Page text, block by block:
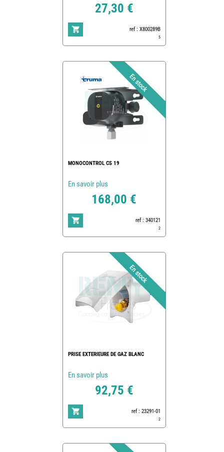
27,30 €
ref : X800289B
5
MONOCONTROL CS 19
En savoir plus
168,00 €
ref : 340121
2
PRISE EXTERIEURE DE GAZ BLANC
En savoir plus
92,75 €
ref : 23291-01
2